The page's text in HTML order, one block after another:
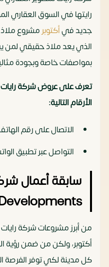
رايتها في السوق
جديد فيأكتوبر
الذي يعد ملاذ حقيقي
بمواصفات خاصة وبجودة
تعرف على عروض شركة رايات
الأرقام التالية:
الاتصال على رقم
التواصل عبر تطبيق
من أبرز مشروعات شركة رايات
أكتوبر، ولكن من ضمن رؤية
كل مدينة لكي توفر الفرصة